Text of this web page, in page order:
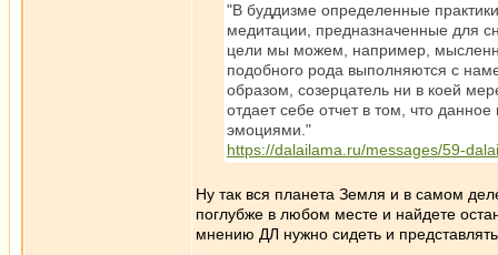
"В буддизме определенные
медитации, предназначенные для
цели мы можем, например,
подобного рода выполняются с
образом, созерцатель ни в коей
отдает себе отчет в том, что
эмоциями."
https://dalailama.ru/messages/59-
Ну так вся планета Земля и в самом
поглубже в любом месте и найдете
мнению ДЛ нужно сидеть и